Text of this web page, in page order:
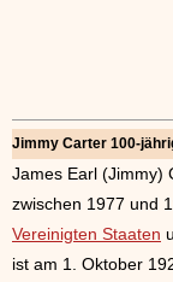
Jimmy Carter 100-
James Earl (Jimmy)
zwischen 1977 und
Vereinigten Staaten
ist am 1. Oktober